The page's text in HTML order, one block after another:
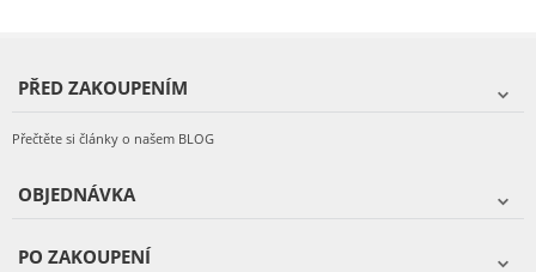
PŘED ZAKOUPENÍM
Přečtěte si články o našem BLOG
OBJEDNÁVKA
PO ZAKOUPENÍ